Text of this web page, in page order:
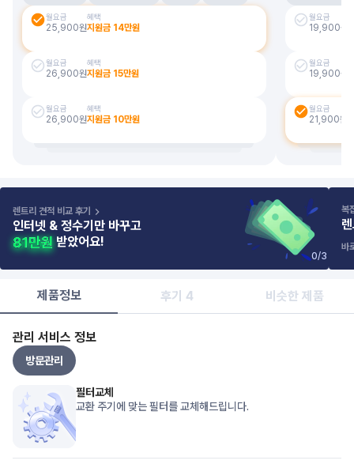
월요금
25,900원
혜택
지원금 14만원
월요금
26,900원
혜택
지원금 15만원
월요금
26,900원
혜택
지원금 10만원
월요금
19,900원
월요금
19,900원
월요금
21,900원
렌트리 견적 비교 후기
인터넷 & 정수기만 바꾸고
받았어요!
복
바
0/3
제품정보 후기 4 비슷한 제품
관리 서비스 정보
방문관리
필터교체
교환 주기에 맞는 필터를 교체해드립니다.